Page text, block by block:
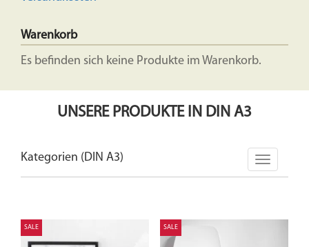
Warenkorb
Es befinden sich keine Produkte im Warenkorb.
UNSERE PRODUKTE IN DIN A3
Kategorien (DIN A3)
SALE SALE